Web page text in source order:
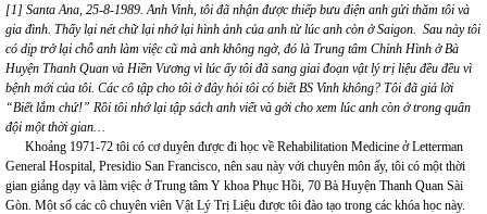
[1] Santa Ana, 25-8-1989. Anh Vinh, tôi đã nhận được thiếp bưu điện anh gửi thăm tôi và
gia đình. Thấy lại nét chữ lại nhớ lại hình ảnh của anh từ lúc anh còn ở Saigon. Sau này tôi
có dịp trở lại chỗ anh làm việc cũ mà anh không ngờ, đó là Trung tâm Chỉnh Hình ở Bà
Huyện Thanh Quan và Hiền Vương vì lúc ấy tôi đã sang giai đoạn vật lý trị liệu đều đều vì
bệnh mới của tôi. Các cô tập cho tôi ở đây hỏi tôi có biết BS Vinh không? Tôi đã giả lời
“Biết lắm chứ!” Rồi tôi nhớ lại tập sách anh viết và gởi cho xem lúc anh còn ở trong quân
đội một thời gian…
Khoảng 1971-72 tôi có cơ duyên được đi học về Rehabilitation Medicine ở Letterman
General Hospital, Presidio San Francisco, nên sau này với chuyên môn ấy, tôi có một thời
gian giảng dạy và làm việc ở Trung tâm Y khoa Phục Hồi, 70 Bà Huyện Thanh Quan Sài
Gòn. Một số các cô chuyên viên Vật Lý Trị Liệu được tôi đào tạo trong các khóa học này.